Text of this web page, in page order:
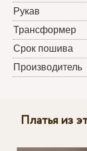
Рукав
Трансформер
Срок пошива
Производитель
Платья из